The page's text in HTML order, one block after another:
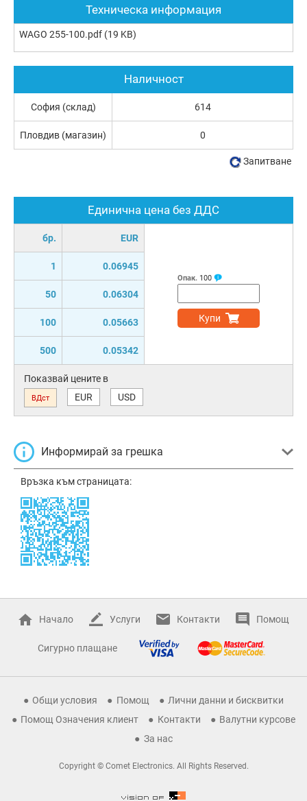
Техническа информация
WAGO 255-100.pdf (19 KB)
Единична цена без ДДС
бр. EUR
1 0.06945
50 0.06304
100 0.05663
500 0.05342
Опак. 100
Купи
Показвай цените в
ВДст EUR USD
Информирай за грешка
Връзка към страницата:
Наличност
София (склад) 614
Пловдив (магазин) 0
Запитване
Начало Услуги Контакти Помощ
Сигурно плащане
Общи условия Помощ
Лични данни и бисквитки
Помощ Означения клиент
Контакти
Валутни курсове
За нас
Copyright © Comet Electronics. All Rights Reserved.